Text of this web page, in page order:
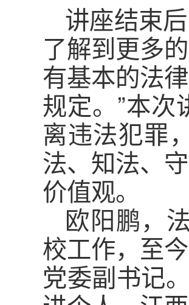
讲座结束
了解到更多
有基本的法
规定。”本
离违法犯罪
法、知法、
价值观。
欧阳鹏，
校工作，至
党委副书记